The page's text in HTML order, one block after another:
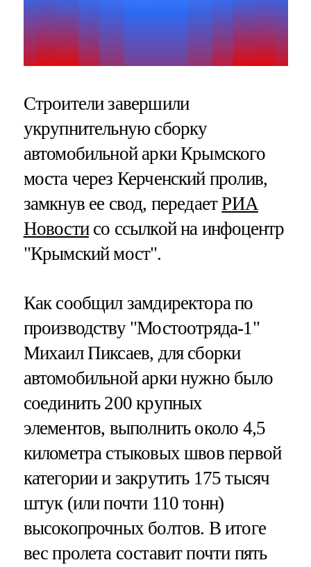
Строители завершили
укрупнительную сборку
автомобильной арки Крымского
моста через Керченский пролив,
замкнув ее свод, передаетРИА
Новостисо ссылкой на инфоцентр
"Крымский мост".
Как сообщил замдиректора по
производству "Мостоотряда-1"
Михаил Пиксаев, для сборки
автомобильной арки нужно было
соединить 200 крупных
элементов, выполнить около 4,5
километра стыковых швов первой
категории и закрутить 175 тысяч
штук (или почти 110 тонн)
высокопрочных болтов. В итоге
вес пролета составит почти пять